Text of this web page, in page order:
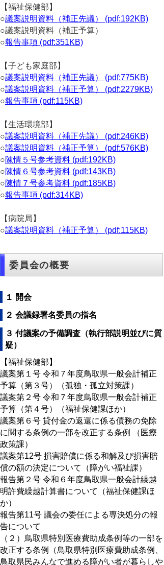
【福祉保健部】
○議案説明資料（補正先議） (pdf:192KB)
○議案説明資料（補正予算）
○報告事項 (pdf:351KB)
【子ども家庭部】
○議案説明資料（補正先議） (pdf:775KB)
○議案説明資料（補正予算） (pdf:2279KB)
○報告事項 (pdf:115KB)
【生活環境部】
○議案説明資料（補正先議） (pdf:246KB)
○議案説明資料（補正予算） (pdf:576KB)
○陳情５号参考資料 (pdf:192KB)
○陳情６号参考資料 (pdf:143KB)
○陳情７号参考資料 (pdf:185KB)
○報告事項 (pdf:314KB)
【病院局】
○議案説明資料（補正予算） (pdf:115KB)
委員会の概要
１ 開会
２ 会議録署名委員の指名
３ 付議案の予備調査（執行部説明並びに質
疑）
【福祉保健部】
議案第１号 令和７年度鳥取県一般会計補正
予算（第３号）（孤独・孤立対策課）
議案第２号 令和７年度鳥取県一般会計補正
予算（第４号）（福祉保健課ほか）
議案第６号 貸付金の返還に係る債務の免除
に関する条例の一部を改正する条例 （医療
政策課）
議案第12号 損害賠償に係る和解及び損害賠
償の額の決定について（障がい福祉課）
報告第２号 令和６年度鳥取県一般会計繰越
明許費繰越計算書について（福祉保健課ほ
か）
報告第11号 議会の委任による専決処分の報
告について
（２）鳥取県特別医療費助成条例等の一部を
改正する条例（鳥取県特別医療費助成条例、
鳥取県民みんなで進める障がい者が暮らしや